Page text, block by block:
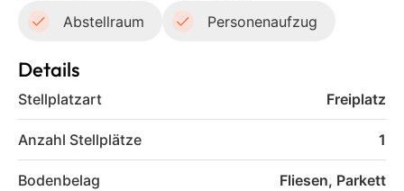
Abstellraum
Personenaufzug
Details
Stellplatzart Freiplatz
Anzahl Stellplätze 1
Bodenbelag Fliesen, Parkett